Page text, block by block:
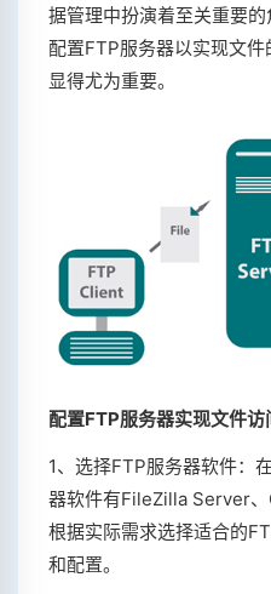
据管理中扮演着至关重要的
配置FTP服务器以实现文
显得尤为重要。
配置FTP服务器实现文件访
1、选择FTP服务器软件：
器软件有FileZilla Server
根据实际需求选择适合的
和配置。